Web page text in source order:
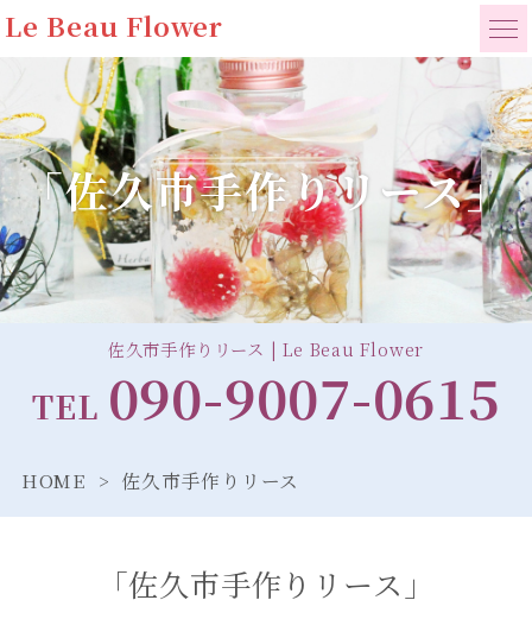
Le Beau Flower
「佐久市手作りリース」
佐久市手作りリース | Le Beau Flower
TEL 090-9007-0615
HOME 佐久市手作りリース
「佐久市手作りリース」